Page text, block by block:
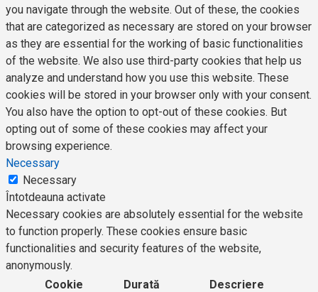
you navigate through the website. Out of these, the cookies
that are categorized as necessary are stored on your browser
as they are essential for the working of basic functionalities
of the website. We also use third-party cookies that help us
analyze and understand how you use this website. These
cookies will be stored in your browser only with your consent.
You also have the option to opt-out of these cookies. But
opting out of some of these cookies may affect your
browsing experience.
Necessary
Necessary
Întotdeauna activate
Necessary cookies are absolutely essential for the website
to function properly. These cookies ensure basic
functionalities and security features of the website,
anonymously.
Cookie
Durată Descriere